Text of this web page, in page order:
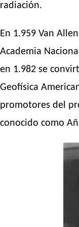
radiación.
En 1.959 Van
Academia
en 1.982 se
Geofísica
promotores del
conocido como